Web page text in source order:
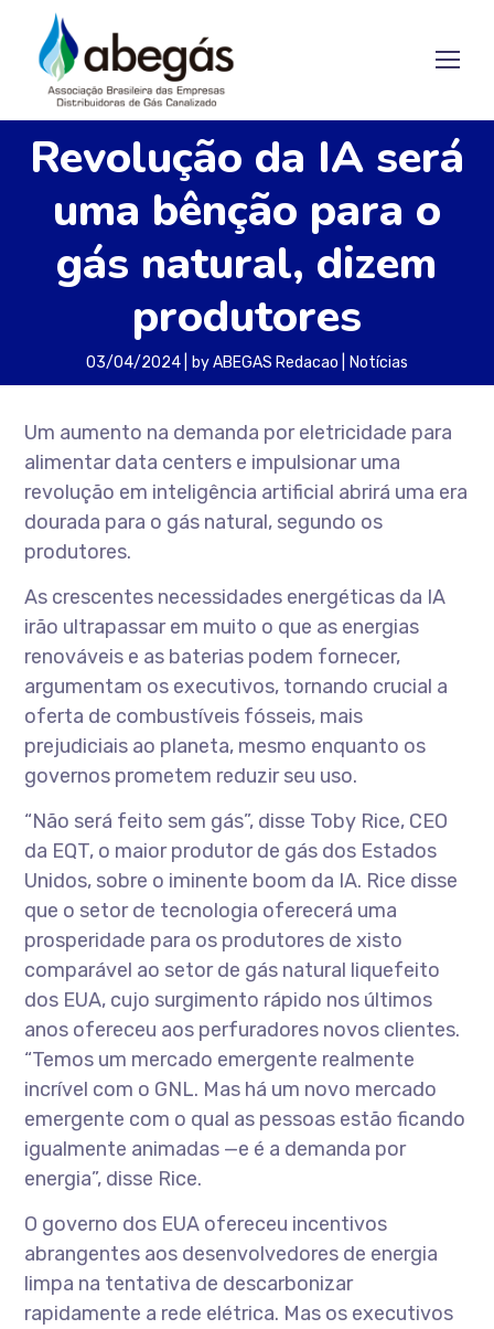
Revolução da IA será
uma bênção para o
gás natural, dizem
produtores
03/04/2024 byABEGAS Redacao Notícias
Um aumento na demanda por eletricidade para
alimentar data centers e impulsionar uma
revolução em inteligência artificial abrirá uma era
dourada para o gás natural, segundo os
produtores.
As crescentes necessidades energéticas da IA
irão ultrapassar em muito o que as energias
renováveis e as baterias podem fornecer,
argumentam os executivos, tornando crucial a
oferta de combustíveis fósseis, mais
prejudiciais ao planeta, mesmo enquanto os
governos prometem reduzir seu uso.
“Não será feito sem gás”, disse Toby Rice, CEO
da EQT, o maior produtor de gás dos Estados
Unidos, sobre o iminente boom da IA. Rice disse
que o setor de tecnologia oferecerá uma
prosperidade para os produtores de xisto
comparável ao setor de gás natural liquefeito
dos EUA, cujo surgimento rápido nos últimos
anos ofereceu aos perfuradores novos clientes.
“Temos um mercado emergente realmente
incrível com o GNL. Mas há um novo mercado
emergente com o qual as pessoas estão ficando
igualmente animadas —e é a demanda por
energia”, disse Rice.
O governo dos EUA ofereceu incentivos
abrangentes aos desenvolvedores de energia
limpa na tentativa de descarbonizar
rapidamente a rede elétrica. Mas os executivos